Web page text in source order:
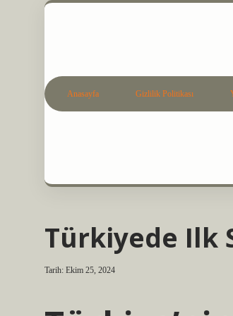
Anasayfa Gizlilik Politikası
Türkiyede Ilk
Tarih: Ekim 25, 2024